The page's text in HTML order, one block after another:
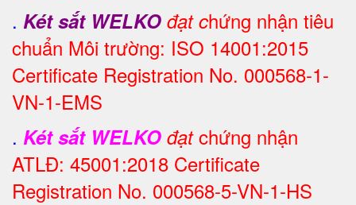
. Két sắt WELKO đạt chứng nhận tiêu
chuẩn Môi trường: ISO 14001:2015
Certificate Registration No. 000568-1-
VN-1-EMS
. Két sắt WELKO đạtchứng nhận
ATLĐ: 45001:2018 Certificate
Registration No. 000568-5-VN-1-HS